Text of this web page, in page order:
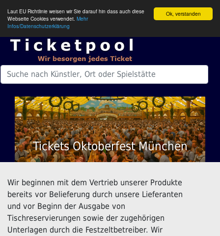
Ok, verstanden
Laut EU Richtlinie weisen wir Sie darauf hin dass auch diese
Webseite Cookies verwendet. Mehr
Infos/Datenschutzerklärung
Tickets Oktoberfest München
Wir beginnen mit dem Vertrieb unserer Produkte
bereits vor Belieferung durch unsere Lieferanten
und vor Beginn der Ausgabe von
Tischreservierungen sowie der zugehörigen
Unterlagen durch die Festzeltbetreiber. Wir